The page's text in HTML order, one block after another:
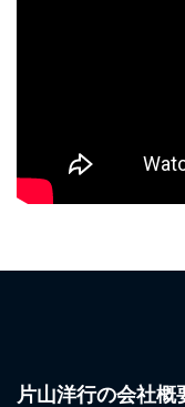
片山洋行の会社概